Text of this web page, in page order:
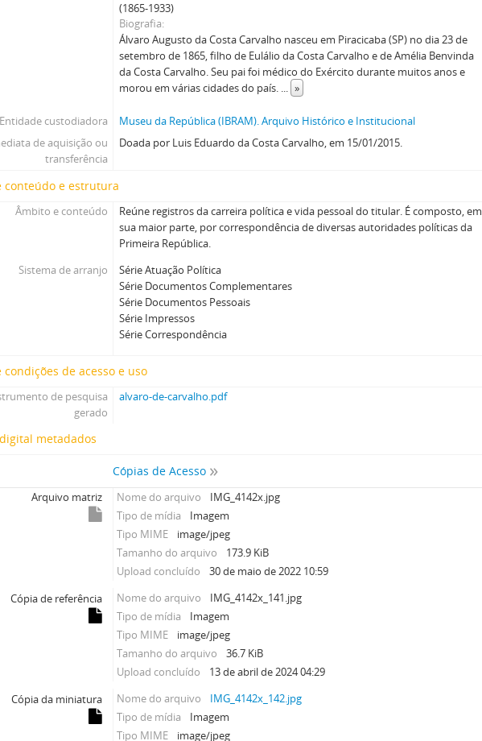
(1865-1933)
Biografia
Álvaro Augusto da Costa Carvalho nasceu em Piracicaba (SP) no dia 23 de
setembro de 1865, filho de Eulálio da Costa Carvalho e de Amélia Benvinda
da Costa Carvalho. Seu pai foi médico do Exército durante muitos anos e
morou em várias cidades do país. ... »
Entidade custodiadora
Museu da República (IBRAM). Arquivo Histórico e Institucional
de aquisição ou
transferência
Doada por Luis Eduardo da Costa Carvalho, em 15/01/2015.
conteúdo e estrutura
Âmbito e conteúdo
Reúne registros da carreira política e vida pessoal do titular. É composto, em
sua maior parte, por correspondência de diversas autoridades políticas da
Primeira República.
Sistema de arranjo
Série Atuação Política
Série Documentos Complementares
Série Documentos Pessoais
Série Impressos
Série Correspondência
condições de acesso e uso
de pesquisa
gerado
alvaro-de-carvalho.pdf
metadados
Cópias de Acesso
Arquivo matriz Nome do arquivo
IMG_4142x.jpg
Tipo de mídia
Imagem
Tipo MIME
image/jpeg
Tamanho do arquivo
173.9 KiB
Upload concluído
30 de maio de 2022 10:59
Cópia de referência
Nome do arquivo
IMG_4142x_141.jpg
Tipo de mídia
Imagem
Tipo MIME
image/jpeg
Tamanho do arquivo
36.7 KiB
Upload concluído
13 de abril de 2024 04:29
Cópia da miniatura
Nome do arquivo
IMG_4142x_142.jpg
Tipo de mídia
Imagem
Tipo MIME
image/jpeg